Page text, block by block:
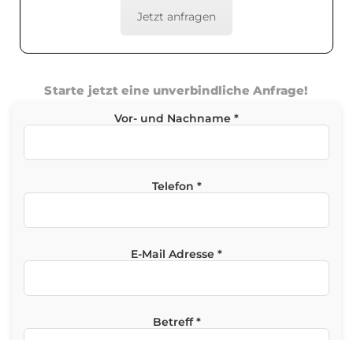
Jetzt anfragen
Starte jetzt eine unverbindliche Anfrage!
Vor- und Nachname *
Telefon *
E-Mail Adresse *
Betreff *